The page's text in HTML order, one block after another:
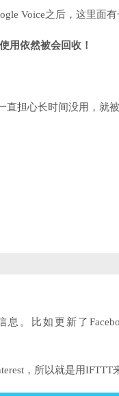
Voice之后，这里面有
用依然被会回收！
直担心长时间没用，就
。比如更新了
，所以就是用IFTTT